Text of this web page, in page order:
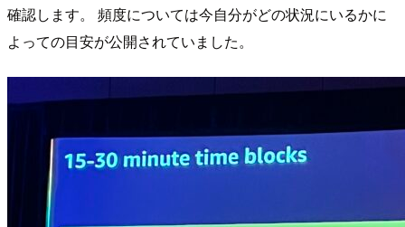
確認します。 頻度については今自分がどの状況にいるかに
よっての目安が公開されていました。